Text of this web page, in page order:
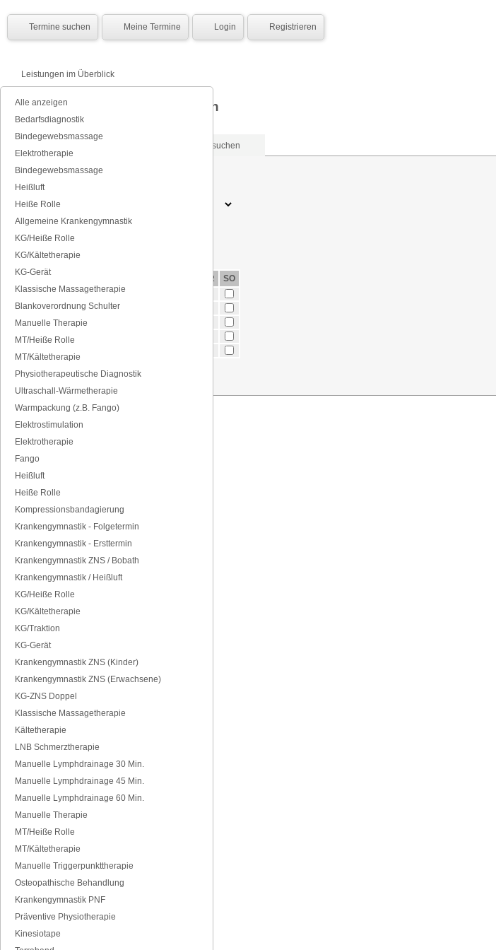
Termine suchen Meine Termine Login Registrieren
Leistungen im Überblick
Alle anzeigen
Bedarfsdiagnostik
Bindegewebsmassage
Elektrotherapie
Bindegewebsmassage
Heißluft
Heiße Rolle
Allgemeine Krankengymnastik
KG/Heiße Rolle
KG/Kältetherapie
KG-Gerät
Klassische Massagetherapie
Blankoverordnung Schulter
Manuelle Therapie
MT/Heiße Rolle
MT/Kältetherapie
Physiotherapeutische Diagnostik
Ultraschall-Wärmetherapie
Warmpackung (z.B. Fango)
Elektrostimulation
Elektrotherapie
Fango
Heißluft
Heiße Rolle
Kompressionsbandagierung
Krankengymnastik - Folgetermin
Krankengymnastik - Ersttermin
Krankengymnastik ZNS / Bobath
Krankengymnastik / Heißluft
KG/Heiße Rolle
KG/Kältetherapie
KG/Traktion
KG-Gerät
Krankengymnastik ZNS (Kinder)
Krankengymnastik ZNS (Erwachsene)
KG-ZNS Doppel
Klassische Massagetherapie
Kältetherapie
LNB Schmerztherapie
Manuelle Lymphdrainage 30 Min.
Manuelle Lymphdrainage 45 Min.
Manuelle Lymphdrainage 60 Min.
Manuelle Therapie
MT/Heiße Rolle
MT/Kältetherapie
Manuelle Triggerpunkttherapie
Osteopathische Behandlung
Krankengymnastik PNF
Präventive Physiotherapie
Kinesiotape
Krankengymnastik - Folgetermin
Nach Tagen suchen
Tageszeit
FR
SO
morgens
7-10 Uhr
vormittags
10-12 Uhr
mittags
12-14 Uhr
nachmittags